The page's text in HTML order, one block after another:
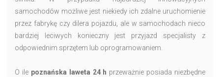
samochodów możliwe jest niekiedy ich zdalne uruchomienie
przez fabrykę czy dilera pojazdu, ale w samochodach nieco
bardziej leciwych konieczny jest przyjazd specjalisty z
odpowiednim sprzętem lub oprogramowaniem.
O ile poznańska laweta 24 h przeważnie posiada niezbędne